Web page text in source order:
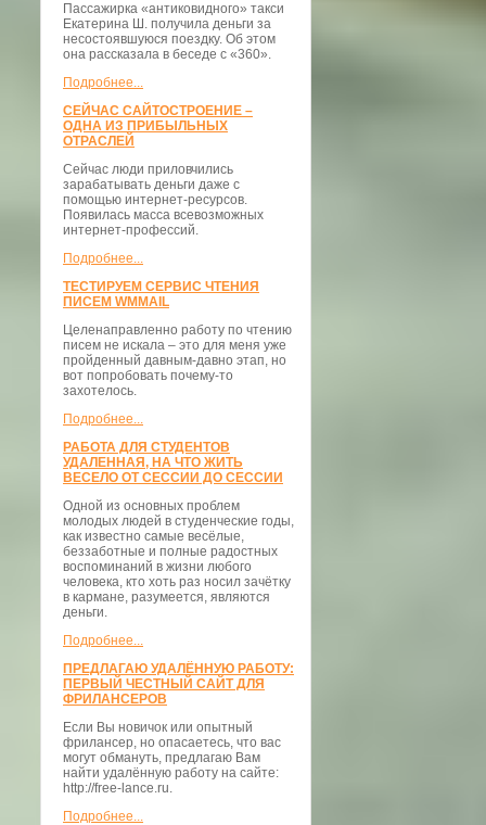
Пассажирка «антиковидного» такси
Екатерина Ш. получила деньги за
несостоявшуюся поездку. Об этом
она рассказала в беседе с «360».
Подробнее...
СЕЙЧАС САЙТОСТРОЕНИЕ –
ОДНА ИЗ ПРИБЫЛЬНЫХ
ОТРАСЛЕЙ
Сейчас люди приловчились
зарабатывать деньги даже с
помощью интернет-ресурсов.
Появилась масса всевозможных
интернет-профессий.
Подробнее...
ТЕСТИРУЕМ СЕРВИС ЧТЕНИЯ
ПИСЕМ WMMAIL
Целенаправленно работу по чтению
писем не искала – это для меня уже
пройденный давным-давно этап, но
вот попробовать почему-то
захотелось.
Подробнее...
РАБОТА ДЛЯ СТУДЕНТОВ
УДАЛЕННАЯ, НА ЧТО ЖИТЬ
ВЕСЕЛО ОТ СЕССИИ ДО СЕССИИ
Одной из основных проблем
молодых людей в студенческие годы,
как известно самые весёлые,
беззаботные и полные радостных
воспоминаний в жизни любого
человека, кто хоть раз носил зачётку
в кармане, разумеется, являются
деньги.
Подробнее...
ПРЕДЛАГАЮ УДАЛЁННУЮ РАБОТУ:
ПЕРВЫЙ ЧЕСТНЫЙ САЙТ ДЛЯ
ФРИЛАНСЕРОВ
Если Вы новичок или опытный
фрилансер, но опасаетесь, что вас
могут обмануть, предлагаю Вам
найти удалённую работу на сайте:
http://free-lance.ru.
Подробнее...